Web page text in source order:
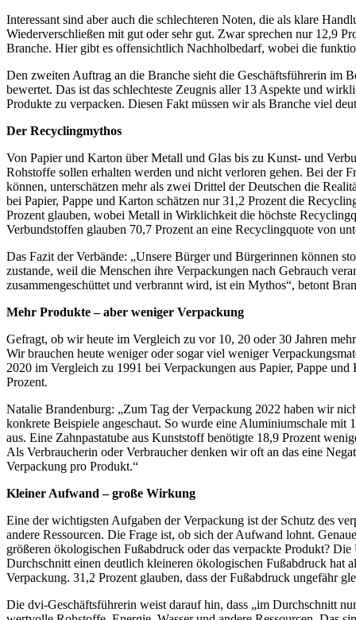
Interessant sind aber auch die schlechteren Noten, die als klare
Wiederverschließen mit gut oder sehr gut. Zwar sprechen nur 12,9
Branche. Hier gibt es offensichtlich Nachholbedarf, wobei die
Den zweiten Auftrag an die Branche sieht die Geschäftsführerin im
bewertet. Das ist das schlechteste Zeugnis aller 13 Aspekte und
Produkte zu verpacken. Diesen Fakt müssen wir als Branche viel
Der Recyclingmythos
Von Papier und Karton über Metall und Glas bis zu Kunst- und
Rohstoffe sollen erhalten werden und nicht verloren gehen. Bei der
können, unterschätzen mehr als zwei Drittel der Deutschen die
bei Papier, Pappe und Karton schätzen nur 31,2 Prozent die
Prozent glauben, wobei Metall in Wirklichkeit die höchste
Verbundstoffen glauben 70,7 Prozent an eine Recyclingquote von
Das Fazit der Verbände: „Unsere Bürger und Bürgerinnen können
zustande, weil die Menschen ihre Verpackungen nach Gebrauch
zusammengeschüttet und verbrannt wird, ist ein Mythos“, betont
Mehr Produkte – aber weniger Verpackung
Gefragt, ob wir heute im Vergleich zu vor 10, 20 oder 30 Jahren
Wir brauchen heute weniger oder sogar viel weniger
2020 im Vergleich zu 1991 bei Verpackungen aus Papier, Pappe
Prozent.
Natalie Brandenburg: „Zum Tag der Verpackung 2022 haben wir
konkrete Beispiele angeschaut. So wurde eine Aluminiumschale
aus. Eine Zahnpastatube aus Kunststoff benötigte 18,9 Prozent
Als Verbraucherin oder Verbraucher denken wir oft an das eine
Verpackung pro Produkt.“
Kleiner Aufwand – große Wirkung
Eine der wichtigsten Aufgaben der Verpackung ist der Schutz des
andere Ressourcen. Die Frage ist, ob sich der Aufwand lohnt.
größeren ökologischen Fußabdruck oder das verpackte Produkt?
Durchschnitt einen deutlich kleineren ökologischen Fußabdruck hat
Verpackung. 31,2 Prozent glauben, dass der Fußabdruck ungefähr
Die dvi-Geschäftsführerin weist darauf hin, dass „im Durchschnitt